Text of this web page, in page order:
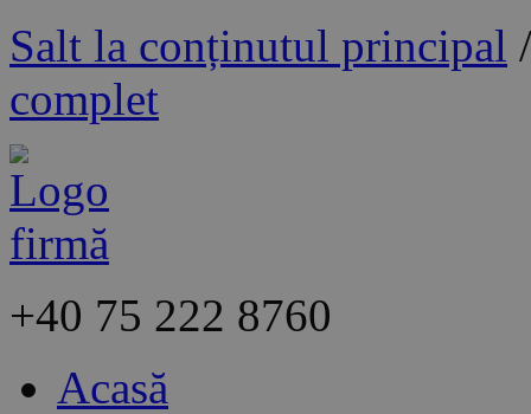
Salt la conținutul principal
complet
+40 75 222 8760
Acasă